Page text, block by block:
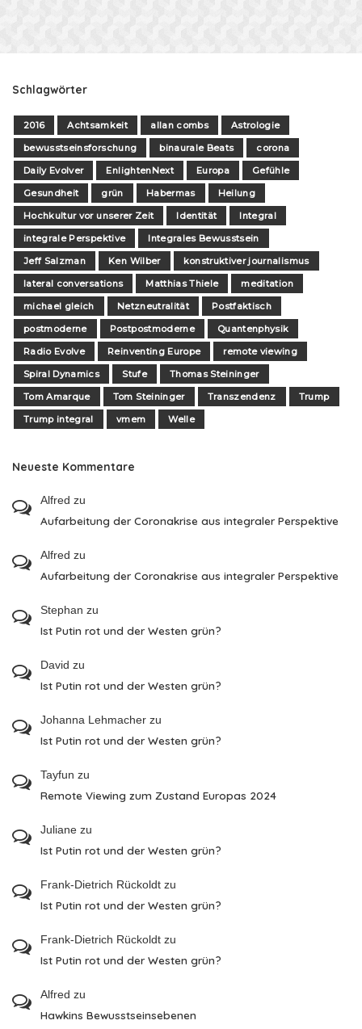
Schlagwörter
2016 Achtsamkeit allan combs
Astrologie
bewusstseinsforschung
binaurale Beats
corona
Daily Evolver
EnlightenNext Europa
Gefühle
Gesundheit
grün Habermas
Heilung
Hochkultur vor unserer Zeit
Identität
Integral
integrale Perspektive
Integrales Bewusstsein
Jeff Salzman
Ken Wilber
konstruktiver journalismus
lateral conversations
Matthias Thiele
meditation
michael gleich
Netzneutralität
Postfaktisch
postmoderne
Postpostmoderne
Quantenphysik
Radio Evolve
Reinventing Europe
remote viewing
Spiral Dynamics
Stufe
Thomas Steininger
Tom Amarque
Tom Steininger Transzendenz
Trump
Trump integral
vmem Welle
Neueste Kommentare
Alfred zu
Aufarbeitung der Coronakrise aus integraler Perspektive
Alfred zu
Aufarbeitung der Coronakrise aus integraler Perspektive
Stephan zu
Ist Putin rot und der Westen grün?
David zu
Ist Putin rot und der Westen grün?
Johanna Lehmacher zu
Ist Putin rot und der Westen grün?
Tayfun zu
Remote Viewing zum Zustand Europas 2024
Juliane zu
Ist Putin rot und der Westen grün?
Frank-Dietrich Rückoldt zu
Ist Putin rot und der Westen grün?
Frank-Dietrich Rückoldt zu
Ist Putin rot und der Westen grün?
Alfred zu
Hawkins Bewusstseinsebenen